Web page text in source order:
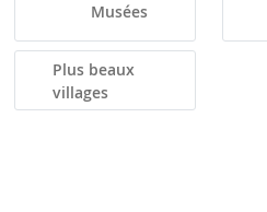
Musées
Plus beaux
villages